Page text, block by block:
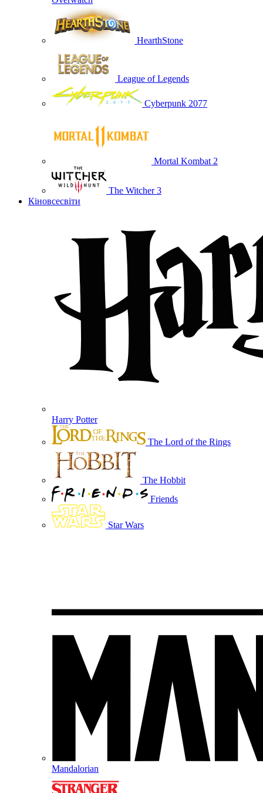
HearthStone
League of Legends
Cyberpunk 2077
Mortal Kombat 2
The Witcher 3
Кіновсесвіти
Harry Potter
The Lord of the Rings
The Hobbit
Friends
Star Wars
Mandalorian